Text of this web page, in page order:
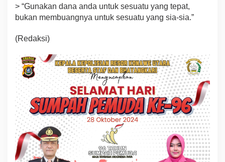
> “Gunakan dana anda untuk sesuatu yang tepat,
bukan membuangnya untuk sesuatu yang sia-sia.”
(Redaksi)